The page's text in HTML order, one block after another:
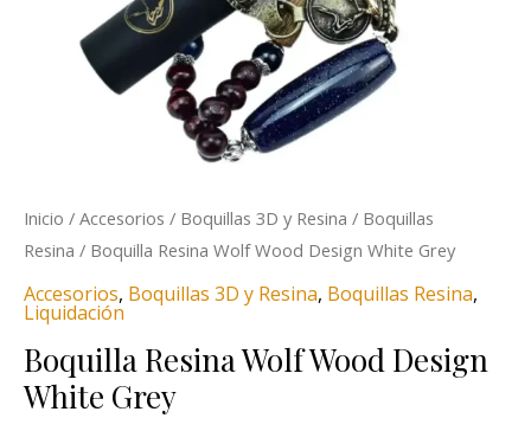
Inicio / Accesorios / Boquillas 3D y Resina / Boquillas
Resina / Boquilla Resina Wolf Wood Design White Grey
Accesorios, Boquillas 3D y Resina, Boquillas Resina,
Liquidación
Boquilla Resina Wolf Wood Design
White Grey